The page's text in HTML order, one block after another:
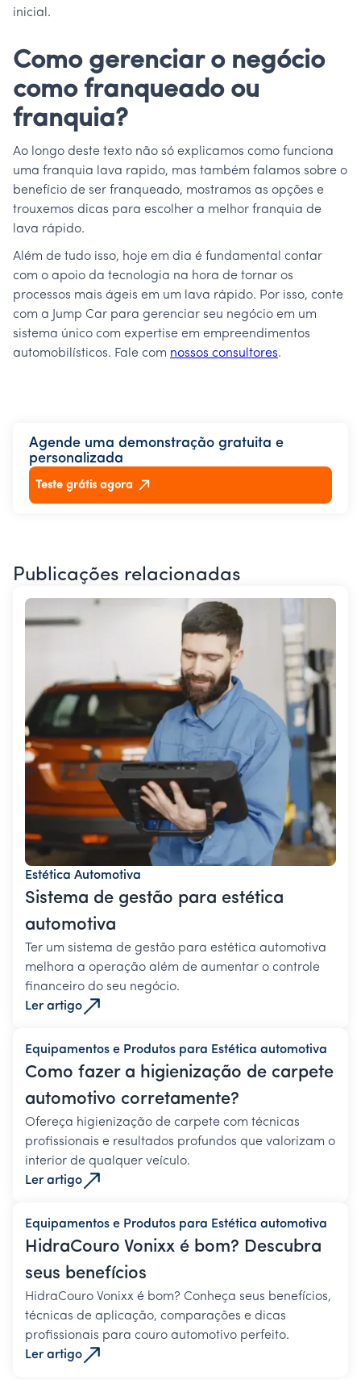
inicial.
Como gerenciar o negócio
como franqueado ou
franquia?
Ao longo deste texto não só explicamos como funciona
uma franquia lava rapido, mas também falamos sobre o
benefício de ser franqueado, mostramos as opções e
trouxemos dicas para escolher a melhor franquia de
lava rápido.
Além de tudo isso, hoje em dia é fundamental contar
com o apoio da tecnologia na hora de tornar os
processos mais ágeis em um lava rápido. Por isso, conte
com a Jump Car para gerenciar seu negócio em um
sistema único com expertise em empreendimentos
automobilísticos. Fale com nossos consultores.
Agende uma demonstração gratuita e
personalizada
Teste grátis agora
Publicações relacionadas
Estética Automotiva
Sistema de gestão para estética
automotiva
Ter um sistema de gestão para estética automotiva
melhora a operação além de aumentar o controle
financeiro do seu negócio.
Ler artigo
Equipamentos e Produtos para Estética automotiva
Como fazer a higienização de carpete
automotivo corretamente?
Ofereça higienização de carpete com técnicas
profissionais e resultados profundos que valorizam o
interior de qualquer veículo.
Ler artigo
Equipamentos e Produtos para Estética automotiva
HidraCouro Vonixx é bom? Descubra
seus benefícios
HidraCouro Vonixx é bom? Conheça seus benefícios,
técnicas de aplicação, comparações e dicas
profissionais para couro automotivo perfeito.
Ler artigo